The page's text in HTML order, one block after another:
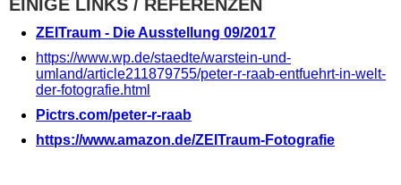
EINIGE LINKS / REFERENZEN
ZEITraum - Die Ausstellung 09/2017
https://www.wp.de/staedte/warstein-und-
umland/article211879755/peter-r-raab-entfuehrt-in-welt-
der-fotografie.html
Pictrs.com/peter-r-raab
https://www.amazon.de/ZEITraum-Fotografie